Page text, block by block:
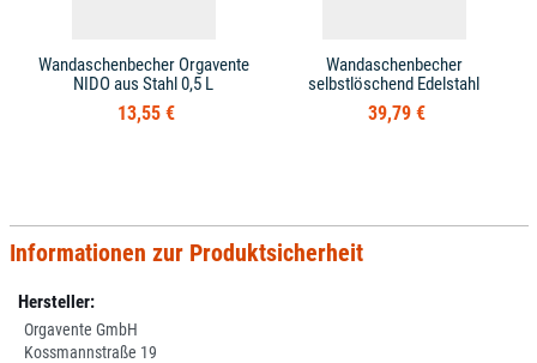
Wandaschenbecher Orgavente
NIDO aus Stahl 0,5 L
13,55 €
Wandaschenbecher
selbstlöschend Edelstahl
39,79 €
Informationen zur Produktsicherheit
Hersteller:
Orgavente GmbH
Kossmannstraße 19